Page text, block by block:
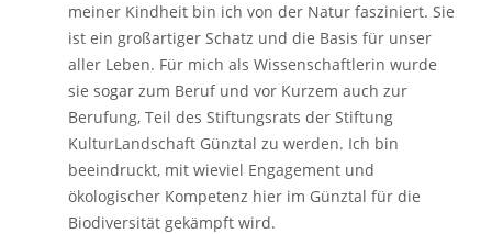
meiner Kindheit bin ich von der Natur fasziniert. Sie
ist ein großartiger Schatz und die Basis für unser
aller Leben. Für mich als Wissenschaftlerin wurde
sie sogar zum Beruf und vor Kurzem auch zur
Berufung, Teil des Stiftungsrats der Stiftung
KulturLandschaft Günztal zu werden. Ich bin
beeindruckt, mit wieviel Engagement und
ökologischer Kompetenz hier im Günztal für die
Biodiversität gekämpft wird.